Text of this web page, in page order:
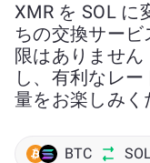
XMR を SOL に
ちの交換サービ
限はありませ
し、有利なレ
量をお楽しみく
BTC